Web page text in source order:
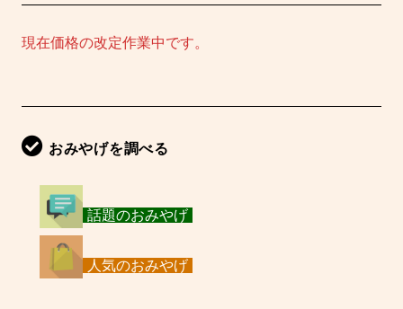
ョ
現在価格の改定作業中です。
おみやげを調べる
話題のおみやげ
人気のおみやげ